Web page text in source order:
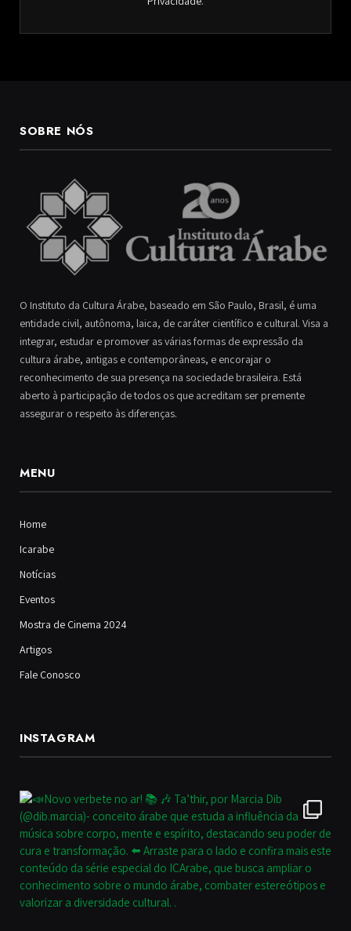
SOBRE NÓS
O Instituto da Cultura Árabe, baseado em São Paulo, Brasil, é uma
entidade civil, autônoma, laica, de caráter científico e cultural. Visa a
integrar, estudar e promover as várias formas de expressão da
cultura árabe, antigas e contemporâneas, e encorajar o
reconhecimento de sua presença na sociedade brasileira. Está
aberto à participação de todos os que acreditam ser premente
assegurar o respeito às diferenças.
MENU
Home
Icarabe
Notícias
Eventos
Mostra de Cinema 2024
Artigos
Fale Conosco
INSTAGRAM